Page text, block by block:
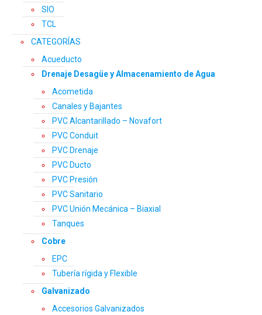
SIO
TCL
CATEGORÍAS
Acueducto
Drenaje Desagüe y Almacenamiento de Agua
Acometida
Canales y Bajantes
PVC Alcantarillado – Novafort
PVC Conduit
PVC Drenaje
PVC Ducto
PVC Presión
PVC Sanitario
PVC Unión Mecánica – Biaxial
Tanques
Cobre
EPC
Tubería rígida y Flexible
Galvanizado
Accesorios Galvanizados